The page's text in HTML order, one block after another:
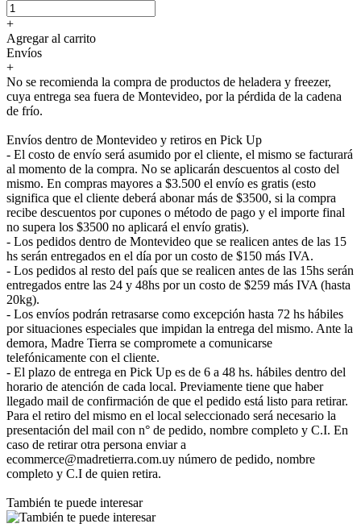
+
Agregar al carrito
Envíos
+
No se recomienda la compra de productos de heladera y freezer,
cuya entrega sea fuera de Montevideo, por la pérdida de la cadena
de frío.
Envíos dentro de Montevideo y retiros en Pick Up
- El costo de envío será asumido por el cliente, el mismo se facturará
al momento de la compra. No se aplicarán descuentos al costo del
mismo. En compras mayores a $3.500 el envío es gratis (esto
significa que el cliente deberá abonar más de $3500, si la compra
recibe descuentos por cupones o método de pago y el importe final
no supera los $3500 no aplicará el envío gratis).
- Los pedidos dentro de Montevideo que se realicen antes de las 15
hs serán entregados en el día por un costo de $150 más IVA.
- Los pedidos al resto del país que se realicen antes de las 15hs serán
entregados entre las 24 y 48hs por un costo de $259 más IVA (hasta
20kg).
- Los envíos podrán retrasarse como excepción hasta 72 hs hábiles
por situaciones especiales que impidan la entrega del mismo. Ante la
demora, Madre Tierra se compromete a comunicarse
telefónicamente con el cliente.
- El plazo de entrega en Pick Up es de 6 a 48 hs. hábiles dentro del
horario de atención de cada local. Previamente tiene que haber
llegado mail de confirmación de que el pedido está listo para retirar.
Para el retiro del mismo en el local seleccionado será necesario la
presentación del mail con n° de pedido, nombre completo y C.I. En
caso de retirar otra persona enviar a
ecommerce@madretierra.com.uy número de pedido, nombre
completo y C.I de quien retira.
También te puede interesar